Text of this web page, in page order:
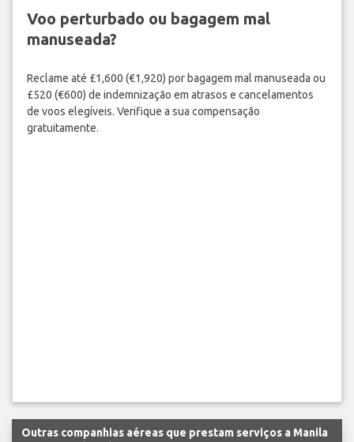
Voo perturbado ou bagagem mal
manuseada?
Reclame até £1,600 (€1,920) por bagagem mal manuseada ou
£520 (€600) de indemnização em atrasos e cancelamentos
de voos elegíveis. Verifique a sua compensação
gratuitamente.
Outras companhias aéreas que prestam serviços a Manila